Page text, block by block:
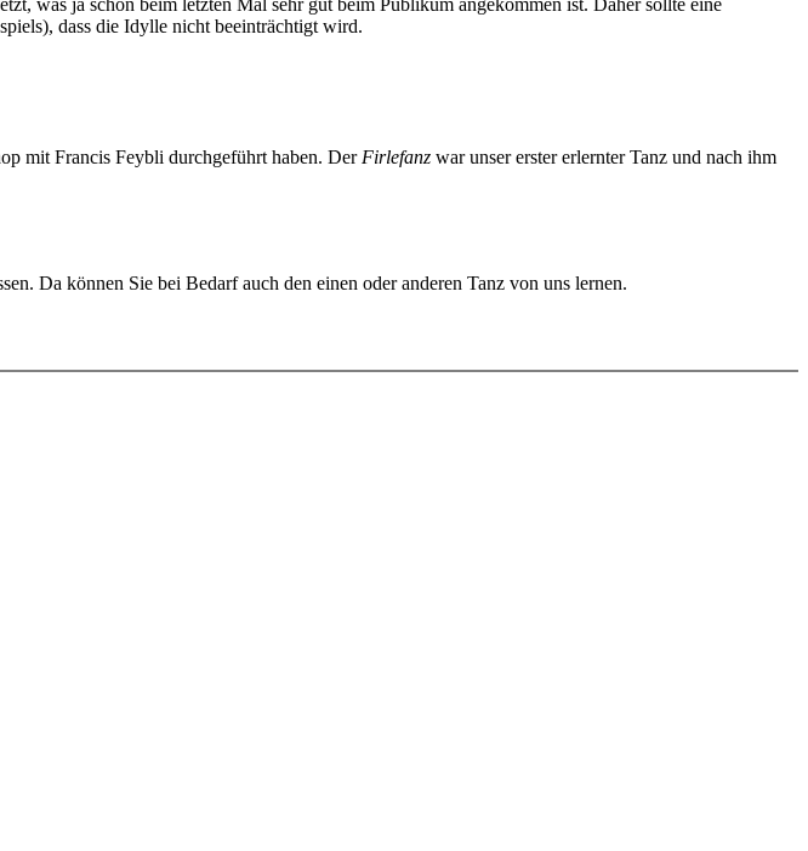
dass die Idylle nicht beeinträchtigt wird.
mit Francis Feybli durchgeführt haben. DerFirlefanz war unser erster erlernter Tanz und nach ihm
Da können Sie bei Bedarf auch den einen oder anderen Tanz von uns lernen.